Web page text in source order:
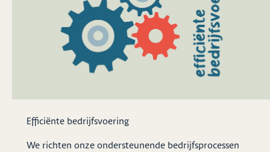
Efficiënte bedrijfsvoering
We richten onze ondersteunende bedrijfsprocessen